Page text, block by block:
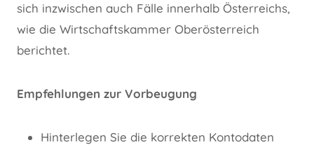
sich inzwischen auch Fälle innerhalb Österreichs,
wie die Wirtschaftskammer Oberösterreich
berichtet.
Empfehlungen zur Vorbeugung
Hinterlegen Sie die korrekten Kontodaten